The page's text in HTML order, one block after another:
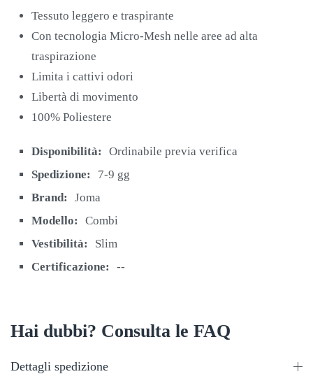
Tessuto leggero e traspirante
Con tecnologia Micro-Mesh nelle aree ad alta
traspirazione
Limita i cattivi odori
Libertà di movimento
100% Poliestere
Disponibilità:
Ordinabile previa verifica
Spedizione:
7-9 gg
Brand:
Joma
Modello:
Combi
Vestibilità:
Slim
Certificazione:
--
Hai dubbi? Consulta le FAQ
Dettagli spedizione